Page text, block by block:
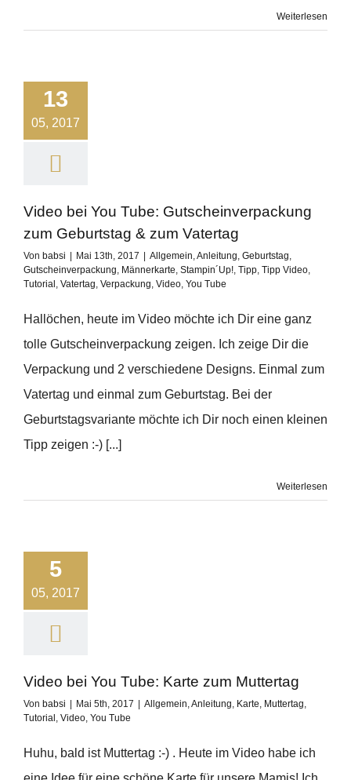
Weiterlesen
13
05, 2017
Video bei You Tube: Gutscheinverpackung
zum Geburtstag & zum Vatertag
Von babsi Mai 13th, 2017 Allgemein,Anleitung, Geburtstag,
Gutscheinverpackung, Männerkarte, Stampin´Up!, Tipp, Tipp Video,
Tutorial , Vatertag, Verpackung, Video, You Tube
Hallöchen, heute im Video möchte ich Dir eine ganz
tolle Gutscheinverpackung zeigen. Ich zeige Dir die
Verpackung und 2 verschiedene Designs. Einmal zum
Vatertag und einmal zum Geburtstag. Bei der
Geburtstagsvariante möchte ich Dir noch einen kleinen
Tipp zeigen :-) [...]
Weiterlesen
5
05, 2017
Video bei You Tube: Karte zum Muttertag
Von babsi Mai 5th, 2017 Allgemein,Anleitung, Karte, Muttertag,
Tutorial , Video, You Tube
Huhu, bald ist Muttertag :-) . Heute im Video habe ich